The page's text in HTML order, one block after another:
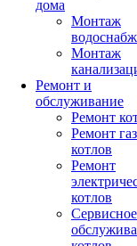
дома
Монтаж
Монтаж
Ремонт и
обслуживание
Ремонт
Ремонт
котлов
Ремонт
котлов
Сервисное